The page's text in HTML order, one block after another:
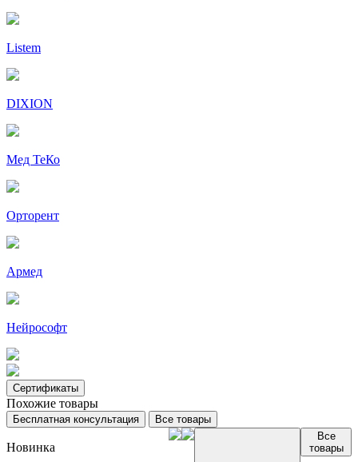
Listem
DIXION
Мед ТеКо
Орторент
Армед
Нейрософт
Сертификаты
Похожие товары
Бесплатная консультация Все товары
Новинка
Все
товары